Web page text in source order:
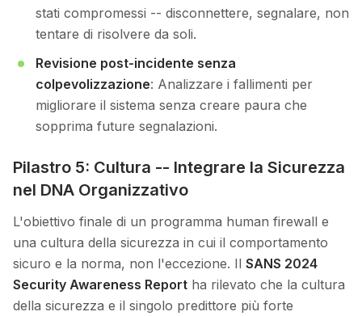
stati compromessi -- disconnettere, segnalare, non
tentare di risolvere da soli.
Revisione post-incidente senza
colpevolizzazione: Analizzare i fallimenti per
migliorare il sistema senza creare paura che
sopprima future segnalazioni.
Pilastro 5: Cultura -- Integrare la Sicurezza
nel DNA Organizzativo
L'obiettivo finale di un programma human firewall e
una cultura della sicurezza in cui il comportamento
sicuro e la norma, non l'eccezione. Il SANS 2024
Security Awareness Report ha rilevato che la cultura
della sicurezza e il singolo predittore più forte